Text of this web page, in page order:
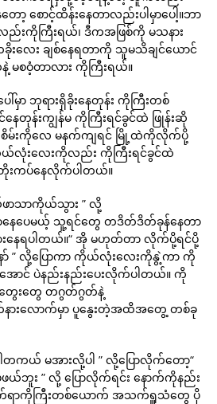
ော့ စောင့်ထိန်းနေတာလည်းပါမှာပေါ့။ဘာ
လည်းကိုကြီးရယ်၊ ဒီကအဖြစ်ကို မသနား
းလေး ချစ်နေရတာကို သူမသိချင်ယောင်
မစဝံ့တာလား ကိုကြီးရယ်။
မှာ ဘုရားရှိခိုးနေတုန်း ကိုကြီးတစ်
တုန်းကျွန်မ ကိုကြီးရင်ခွင်ထဲ ဖြုန်းဆို
စိမ်းကိုလေ မနက်ကျရင် မြို့ထဲကိုလိုက်ပို့
ကိုယ်လုံးလေးကိုလည်း ကိုကြီးရင်ခွင်ထဲ
းကပ်နေလိုက်ပါတယ်။
ဖာသာကိုယ်သွား ” လို့
ောနေပေမယ့် သူ့ရင်တွေ တဒိတ်ဒိတ်ခုန်နေတာ
းနေရပါတယ်။“ အို မဟုတ်တာ လိုက်ပို့ရင်ပို့
ော် ” လို့ပြောကာ ကိုယ်လုံးလေးကိုနွဲ့ကာ ကို
ောင် ပဲနည်းနည်းပေးလိုက်ပါတယ်။ ကို
ေးတွေ တဂွတ်ဂွတ်နဲ့
က်နားလောက်မှာ ပူနွေးတဲ့အထိအတွေ့ တစ်ခု
ါတကယ် မအားလို့ပါ ” လို့ပြောလိုက်တော့“
ဖယ်ဘူး ” လို့ ပြောလိုက်ရင်း နောက်ကိုနည်း
ရာကိုကြီးတစ်ယောက် အသက်ရှူသံတွေ ပို